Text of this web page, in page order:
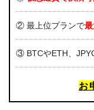
② 最上位プランで
③ BTCやETH、
お